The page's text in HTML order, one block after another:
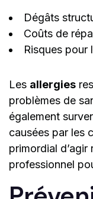
Dégâts
Coûts de
Risques pour
Les allergies
problèmes de
également
causées par les
primordial
professionnel